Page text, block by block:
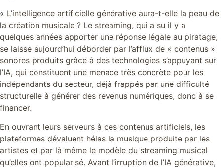
« L’intelligence artificielle générative aura-t-elle la peau de
la création musicale ? Le streaming, qui a su il y a
quelques années apporter une réponse légale au piratage,
se laisse aujourd’hui déborder par l’afflux de « contenus »
sonores produits grâce à des technologies s’appuyant sur
l’IA, qui constituent une menace très concrète pour les
indépendants du secteur, déjà frappés par une difficulté
structurelle à générer des revenus numériques, donc à se
financer.
En ouvrant leurs serveurs à ces contenus artificiels, les
plateformes dévaluent hélas la musique produite par les
artistes et par là même le modèle du streaming musical
qu’elles ont popularisé. Avant l’irruption de l’IA générative,